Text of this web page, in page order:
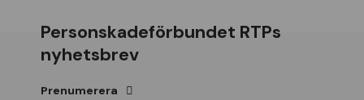
Personskadeförbundet RTPs
nyhetsbrev
Prenumerera